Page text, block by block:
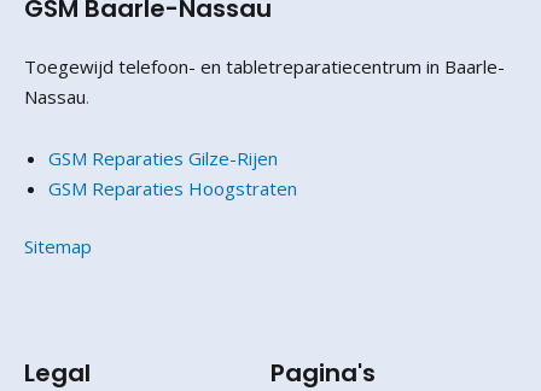
GSM Baarle-Nassau
Toegewijd telefoon- en tabletreparatiecentrum in Baarle-
Nassau.
GSM Reparaties Gilze-Rijen
GSM Reparaties Hoogstraten
Sitemap
Legal Pagina's